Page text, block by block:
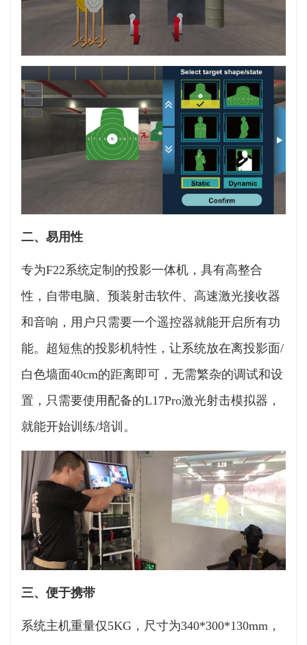
二、易用性
专为F22系统定制的投影一体机，具有高整合
性，自带电脑、预装射击软件、高速激光接收器
和音响，用户只需要一个遥控器就能开启所有功
能。超短焦的投影机特性，让系统放在离投影面/
白色墙面40cm的距离即可，无需繁杂的调试和设
置，只需要使用配备的L17Pro激光射击模拟器，
就能开始训练/培训。
三、便于携带
系统主机重量仅5KG，尺寸为340*300*130mm，